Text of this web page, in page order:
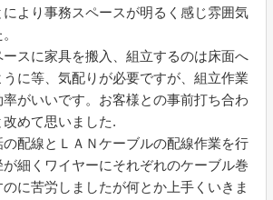
より事務スペースが明るく感じ雰囲気
ースに家具を搬入、組立するのは床面へ
に等、気配りが必要ですが、組立作業
がいいです。お客様との事前打ち合わ
めて思いました.
配線とＬＡＮケーブルの配線作業を行
細くワイヤーにそれぞれのケーブル巻
に苦労しましたが何とか上手くいきま